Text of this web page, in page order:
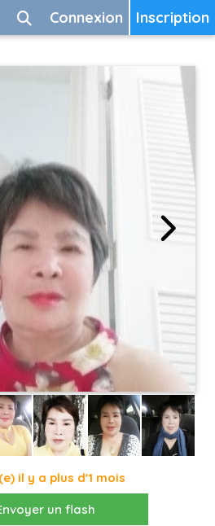
Inscription
Connexion
il y a plus d'1 mois
un flash